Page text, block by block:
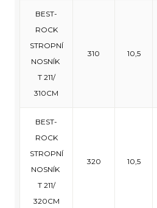
BEST-
ROCK
STROPNÍ
NOSNÍK
T 211/
310CM
310 10,5
BEST-
ROCK
STROPNÍ
NOSNÍK
T 211/
320CM
320 10,5